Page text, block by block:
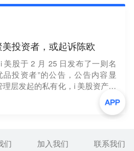
投资者，或起诉陈欧
美股于 2 月 25 日发布了一则名
品投资者”的公告，公告内容显
层发起的私有化，i 美股资产管
列起诉行动。起诉行动包括在美
CEO 陈欧、产品副总裁戴雨森
其先操控股价再发出私有化邀
有化价格，则可能在开曼发起针
们 加入我们 联系我们